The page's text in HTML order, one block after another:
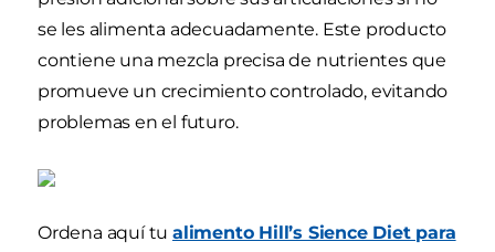
se les alimenta adecuadamente. Este producto
contiene una mezcla precisa de nutrientes que
promueve un crecimiento controlado, evitando
problemas en el futuro.
Ordena aquí tu alimento Hill’s Sience Diet para